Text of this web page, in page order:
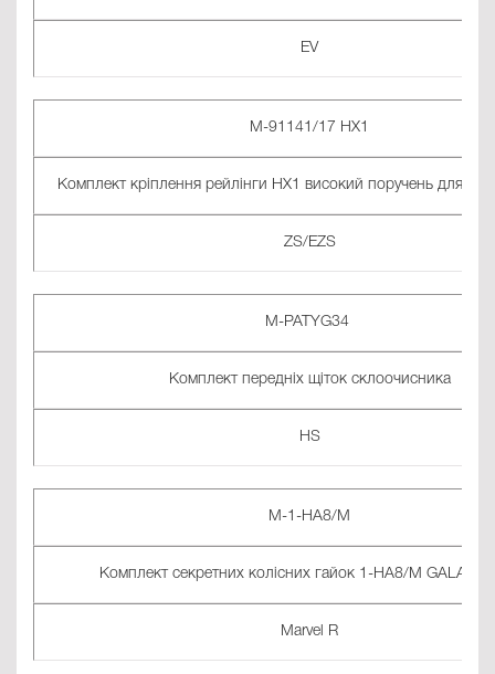
EV
M-91141/17 HX1
Комплект кріплення рейлінги HX1 високий поручень для
ZS/EZS
M-PATYG34
Комплект передніх щіток склоочисника
HS
M-1-HA8/M
Комплект секретних колісних гайок 1-HA8/M GALAXY
Marvel R